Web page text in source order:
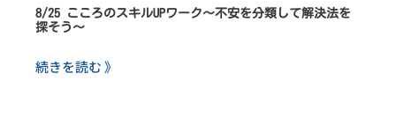
8/25 こころのスキルUPワーク～不安を分類して解決法を
探そう～
続きを読む 》